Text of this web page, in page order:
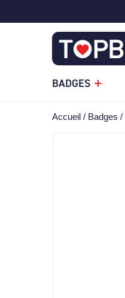
BADGES
Accueil Badges